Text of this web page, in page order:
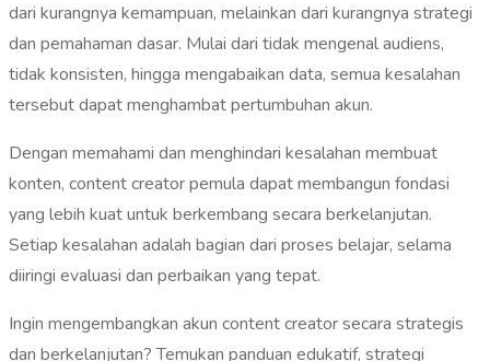
dari kurangnya kemampuan, melainkan dari kurangnya strategi
dan pemahaman dasar. Mulai dari tidak mengenal audiens,
tidak konsisten, hingga mengabaikan data, semua kesalahan
tersebut dapat menghambat pertumbuhan akun.
Dengan memahami dan menghindari kesalahan membuat
konten, content creator pemula dapat membangun fondasi
yang lebih kuat untuk berkembang secara berkelanjutan.
Setiap kesalahan adalah bagian dari proses belajar, selama
diiringi evaluasi dan perbaikan yang tepat.
Ingin mengembangkan akun content creator secara strategis
dan berkelanjutan? Temukan panduan edukatif, strategi